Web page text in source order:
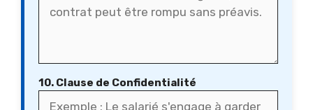
10. Clause de Confidentialité